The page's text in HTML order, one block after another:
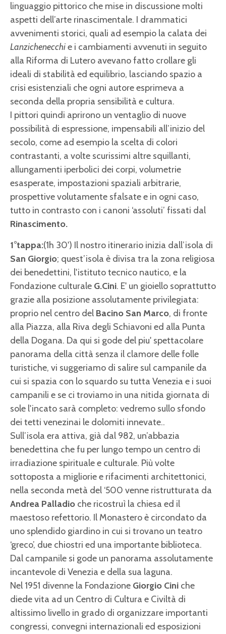
linguaggio pittorico che mise in discussione molti
aspetti dell’arte rinascimentale. I drammatici
avvenimenti storici, quali ad esempio la calata dei
Lanzichenecchie i cambiamenti avvenuti in seguito
alla Riforma di Lutero avevano fatto crollare gli
ideali di stabilità ed equilibrio, lasciando spazio a
crisi esistenziali che ogni autore esprimeva a
seconda della propria sensibilità e cultura.
I pittori quindi aprirono un ventaglio di nuove
possibilità di espressione, impensabili all’inizio del
secolo, come ad esempio la scelta di colori
contrastanti, a volte scurissimi altre squillanti,
allungamenti iperbolici dei corpi, volumetrie
esasperate, impostazioni spaziali arbitrarie,
prospettive volutamente sfalsate e in ogni caso,
tutto in contrasto con i canoni ‘assoluti’ fissati dal
Rinascimento.
1°tappa:(1h 30') Il nostro itinerario inizia dall’isola di
San Giorgio; quest’isola è divisa tra la zona religiosa
dei benedettini, l'istituto tecnico nautico, e la
Fondazione culturale G.Cini. E' un gioiello soprattutto
grazie alla posizione assolutamente privilegiata:
proprio nel centro del Bacino San Marco, di fronte
alla Piazza, alla Riva degli Schiavoni ed alla Punta
della Dogana. Da qui si gode del piu' spettacolare
panorama della città senza il clamore delle folle
turistiche, vi suggeriamo di salire sul campanile da
cui si spazia con lo squardo su tutta Venezia e i suoi
campanili e se ci troviamo in una nitida giornata di
sole l'incato sarà completo: vedremo sullo sfondo
dei tetti venezinai le dolomiti innevate..
Sull’isola era attiva, già dal 982, un’abbazia
benedettina che fu per lungo tempo un centro di
irradiazione spirituale e culturale. Più volte
sottoposta a migliorie e rifacimenti architettonici,
nella seconda metà del ‘500 venne ristrutturata da
Andrea Palladio che ricostruì la chiesa ed il
maestoso refettorio. Il Monastero è circondato da
uno splendido giardino in cui si trovano un teatro
‘greco’, due chiostri ed una importante biblioteca.
Dal campanile si gode un panorama assolutamente
incantevole di Venezia e della sua laguna.
Nel 1951 divenne la Fondazione Giorgio Cini che
diede vita ad un Centro di Cultura e Civiltà di
altissimo livello in grado di organizzare importanti
congressi, convegni internazionali ed esposizioni